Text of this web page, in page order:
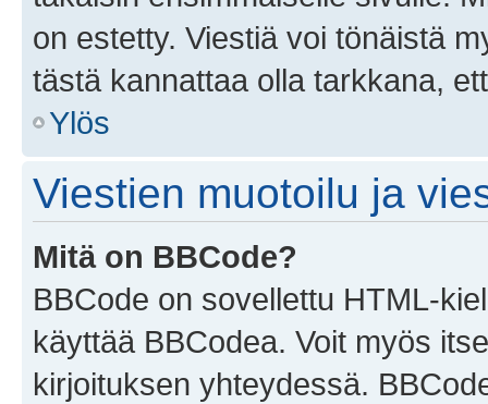
on estetty. Viestiä voi tönäistä
tästä kannattaa olla tarkkana,
Ylös
Viestien muotoilu ja
Mitä on BBCode?
BBCode on sovellettu HTML-
käyttää BBCodea. Voit myös
kirjoituksen yhteydessä.